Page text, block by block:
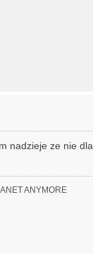
nadzieje ze nie
ANYMORE